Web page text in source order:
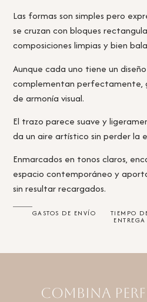
Las formas son simples pero
se cruzan con bloques
composiciones limpias y bien
Aunque cada uno tiene un
complementan perfectamente,
de armonía visual.
El trazo parece suave y
da un aire artístico sin perder la
Enmarcados en tonos claros,
espacio contemporáneo y
sin resultar recargados.
GASTOS DE ENVÍO TIEMPO
ENTREGA
Combina